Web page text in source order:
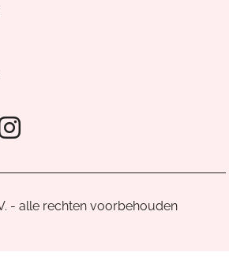
van Cvandaag
Cvandaag
Instagram van
- alle rechten voorbehouden